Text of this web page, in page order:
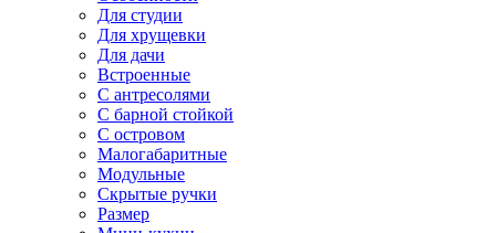
Для студии
Для хрущевки
Для дачи
Встроенные
С антресолями
С барной стойкой
С островом
Малогабаритные
Модульные
Скрытые ручки
Размер